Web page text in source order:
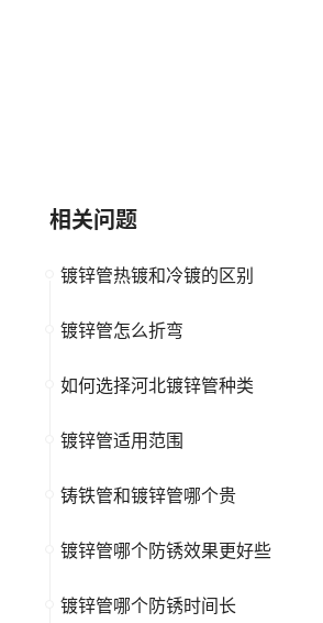
相关问题
镀锌管热镀和冷镀的区别
镀锌管怎么折弯
如何选择河北镀锌管种类
镀锌管适用范围
铸铁管和镀锌管哪个贵
镀锌管哪个防锈效果更好些
镀锌管哪个防锈时间长